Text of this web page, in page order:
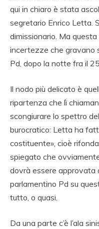
qui in chiaro è stata
segretario Enrico Letta.
dimissionario. Ma
incertezze che gravano
Pd, dopo la notte fra il
Il nodo più delicato è
ripartenza che lì
scongiurare lo spettro
burocratico: Letta ha
costituente», cioè
spiegato che
dovrà essere approvata
parlamentino Pd su
tutto, o quasi.
Da una parte c’è l’ala